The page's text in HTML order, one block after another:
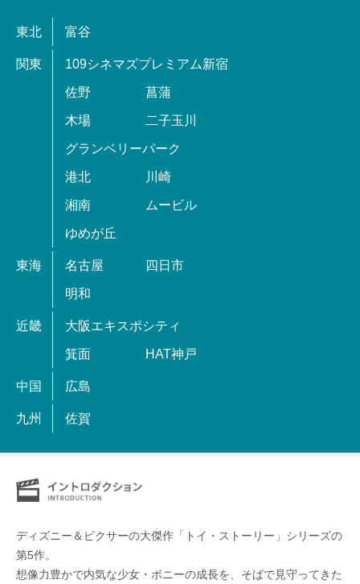
東北 富谷
関東 109シネマズプレミアム新宿
佐野 菖蒲
木場 二子玉川
グランベリーパーク
港北 川崎
湘南 ムービル
ゆめが丘
東海 名古屋 四日市
明和
近畿 大阪エキスポシティ
箕面 HAT神戸
中国 広島
九州 佐賀
ディズニー＆ピクサーの大傑作「トイ・ストーリー」シリーズの
第5作。
想像力豊かで内気な少女・ボニーの成長を、そばで見守ってきた